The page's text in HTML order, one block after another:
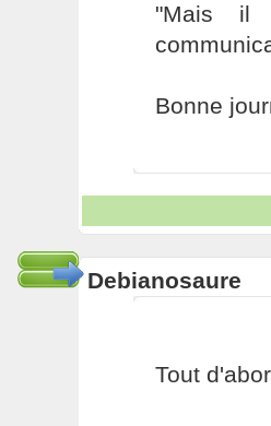
"Mais il
Bonne
Debianosaure
Tout